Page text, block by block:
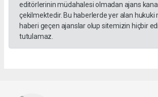
editörlerinin müdahalesi olmadan ajans
çekilmektedir. Bu haberlerde yer alan
haberi geçen ajanslar olup sitemizin hiçbir
tutulamaz.